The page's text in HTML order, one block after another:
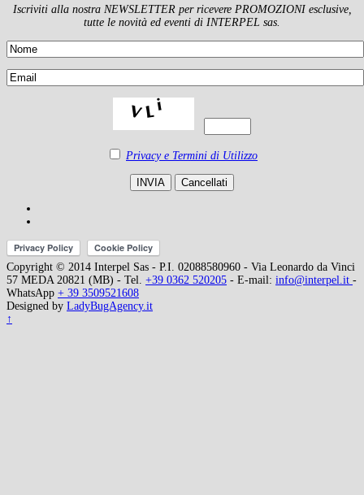
Iscriviti alla nostra NEWSLETTER per ricevere PROMOZIONI esclusive,
tutte le novità ed eventi di INTERPEL sas.
Privacy e Termini di Utilizzo
Copyright © 2014 Interpel Sas - P.I. 02088580960 - Via Leonardo da Vinci
57 MEDA 20821 (MB) - Tel. +39 0362 520205 - E-mail: info@interpel.it -
WhatsApp + 39 3509521608
Designed by LadyBugAgency.it
↑